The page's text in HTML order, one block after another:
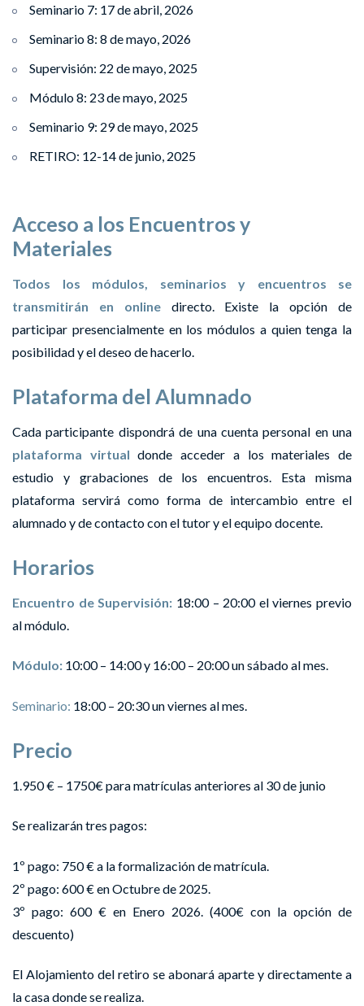
Seminario 7: 17 de abril, 2026
Seminario 8: 8 de mayo, 2026
Supervisión: 22 de mayo, 2025
Módulo 8: 23 de mayo, 2025
Seminario 9: 29 de mayo, 2025
RETIRO: 12-14 de junio, 2025
Acceso a los Encuentros y
Materiales
Todos los módulos, seminarios y encuentros se
transmitirán en onlinedirecto. Existe la opción de
participar presencialmente en los módulos a quien tenga la
posibilidad y el deseo de hacerlo.
Plataforma del Alumnado
Cada participante dispondrá de una cuenta personal en una
plataforma virtual donde acceder a los materiales de
estudio y grabaciones de los encuentros. Esta misma
plataforma servirá como forma de intercambio entre el
alumnado y de contacto con el tutor y el equipo docente.
Horarios
Encuentro de Supervisión: 18:00 – 20:00 el viernes previo
al módulo.
Módulo: 10:00 – 14:00 y 16:00 – 20:00 un sábado al mes.
Seminario: 18:00 – 20:30 un viernes al mes.
Precio
1.950 € – 1750€ para matrículas anteriores al 30 de junio
Se realizarán tres pagos:
1º pago: 750 € a la formalización de matrícula.
2º pago: 600 € en Octubre de 2025.
3º pago: 600 € en Enero 2026. (400€ con la opción de
descuento)
El Alojamiento del retiro se abonará aparte y directamente a
la casa donde se realiza.